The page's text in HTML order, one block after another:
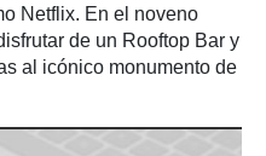
Netflix. En el noveno
de un Rooftop Bar y
al icónico monumento de